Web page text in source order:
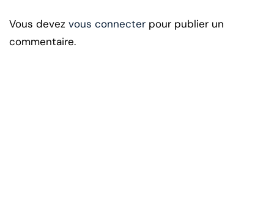
Vous devez vous connecter pour publier un
commentaire.